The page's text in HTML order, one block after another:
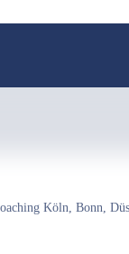
Köln, Bonn,